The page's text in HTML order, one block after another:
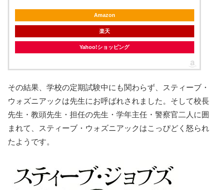
Amazon
楽天
Yahoo!ショッピング
その結果、学校の定期試験中にも関わらず、スティーブ・
ウォズニアックは先生にお呼ばれされました。そして校長
先生・教頭先生・担任の先生・学年主任・警察官二人に囲
まれて、スティーブ・ウォズニアックはこっぴどく怒られ
たようです。